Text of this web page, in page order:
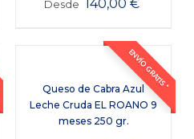
Desde 140,00€
ENVÍO GRATIS *
Queso de Cabra Azul
Leche Cruda EL ROANO 9
meses 250 gr.